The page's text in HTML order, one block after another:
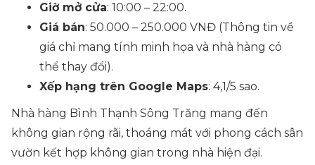
Giờ mở cửa: 10:00 – 22:00.
Giá bán: 50.000 – 250.000 VNĐ (Thông tin về
giá chỉ mang tính minh họa và nhà hàng có
thể thay đổi).
Xếp hạng trên Google Maps: 4,1/5 sao.
Nhà hàng Bình Thạnh Sông Trăng mang đến
không gian rộng rãi, thoáng mát với phong cách sân
vườn kết hợp không gian trong nhà hiện đại.